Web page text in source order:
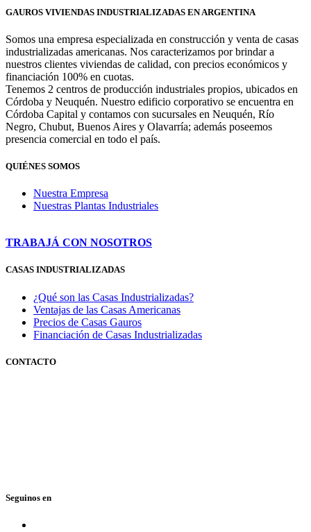
GAUROS VIVIENDAS INDUSTRIALIZADAS EN ARGENTINA
Somos una empresa especializada en construcción y venta de casas
industrializadas americanas. Nos caracterizamos por brindar a
nuestros clientes viviendas de calidad, con precios económicos y
financiación 100% en cuotas.
Tenemos 2 centros de producción industriales propios, ubicados en
Córdoba y Neuquén. Nuestro edificio corporativo se encuentra en
Córdoba Capital y contamos con sucursales en Neuquén, Río
Negro, Chubut, Buenos Aires y Olavarría; además poseemos
presencia comercial en todo el país.
QUIÉNES SOMOS
Nuestra Empresa
Nuestras Plantas Industriales
TRABAJÁ CON NOSOTROS
CASAS INDUSTRIALIZADAS
¿Qué son las Casas Industrializadas?
Ventajas de las Casas Americanas
Precios de Casas Gauros
Financiación de Casas Industrializadas
CONTACTO
Seguinos en